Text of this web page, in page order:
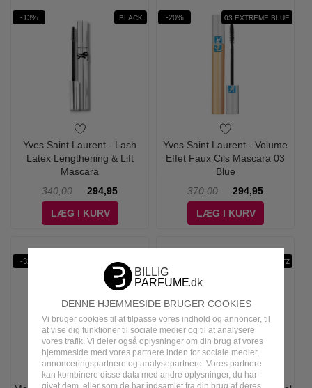
DENNE HJEMMESIDE BRUGER COOKIES
Vi bruger cookies til at tilpasse vores indhold og annoncer, til
at vise dig funktioner til sociale medier og til at analysere
vores trafik. Vi deler også oplysninger om din brug af vores
hjemmeside med vores partnere inden for sociale medier,
annonceringspartnere og analysepartnere. Vores partnere
kan kombinere disse data med andre oplysninger, du har
givet dem, eller som de har indsamlet fra din brug af deres
-13% BLACK
Yves Saint Laurent - Lash
Latex Lengthening & Lift
Mascara
340,00
294,95
LÆG I KURV
-20% 03 EXTREME BLUE
Yves Saint Laurent - Volume
Effet Faux Cils Mascara 03
Blue
370,00
294,95
LÆG I KURV
-32% GREEN GOLD GLITZ